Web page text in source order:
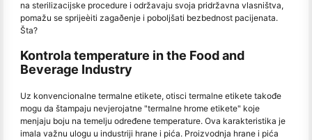
na sterilizacijske procedure i održavaju svoja pridržavna vlasništva,
pomažu se sprijeèiti zagaðenje i poboljšati bezbednost pacijenata.
Šta?
Kontrola temperature in the Food and
Beverage Industry
Uz konvencionalne termalne etikete, otisci termalne etikete takođe
mogu da štampaju nevjerojatne "termalne hrome etikete" koje
menjaju boju na temelju određene temperature. Ova karakteristika je
imala važnu ulogu u industriji hrane i pića. Proizvodnja hrane i pića